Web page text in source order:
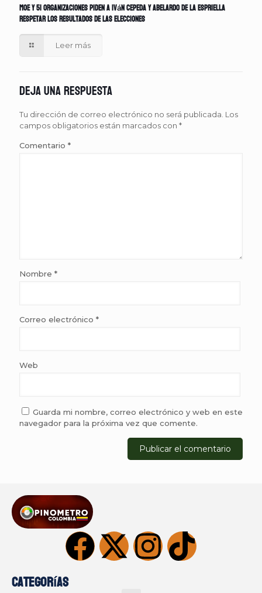
MOE y 51 organizaciones piden a Iván Cepeda y Abelardo de la Espriella
respetar los resultados de las elecciones
Leer más
Deja una respuesta
Tu dirección de correo electrónico no será publicada. Los
campos obligatorios están marcados con *
Comentario *
Nombre *
Correo electrónico *
Web
Guarda mi nombre, correo electrónico y web en este
navegador para la próxima vez que comente.
Categorías